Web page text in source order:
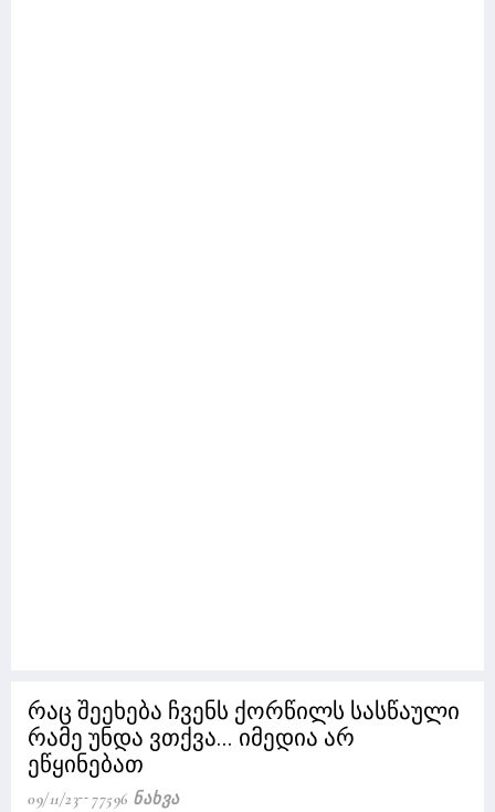
რაც შეეხება ჩვენს ქორწილს სასწაული
რამე უნდა ვთქვა... იმედია არ
ეწყინებათ
09/11/23 77596 Ნახვა